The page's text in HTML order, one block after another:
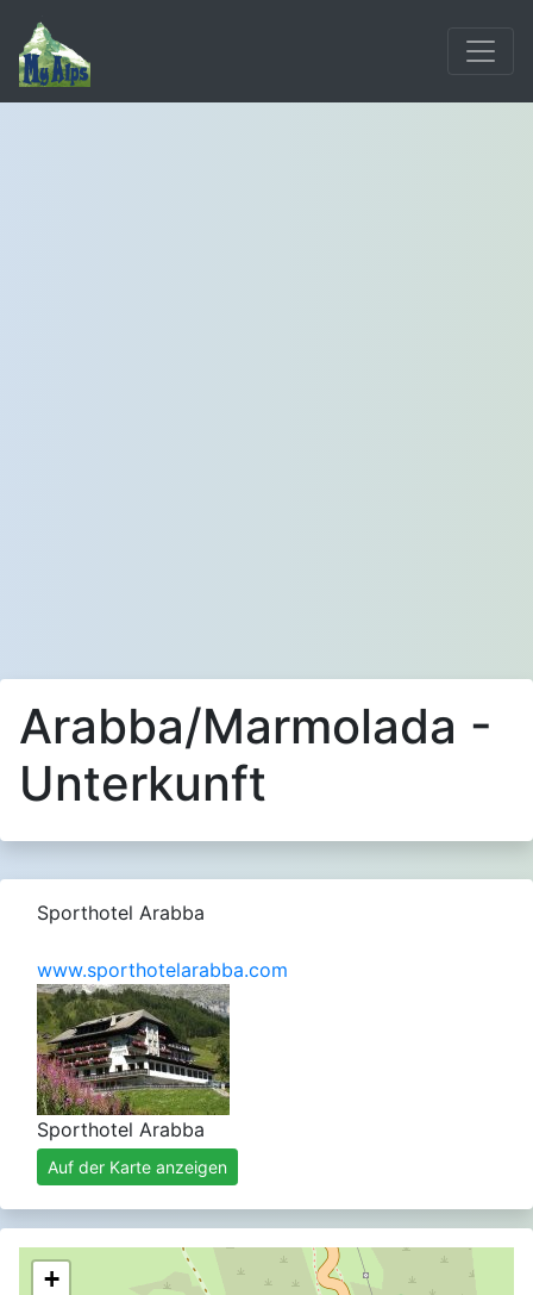
Arabba/Marmolada -
Unterkunft
Sporthotel Arabba
www.sporthotelarabba.com
Sporthotel Arabba
Auf der Karte anzeigen
+